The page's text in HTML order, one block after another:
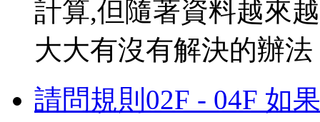
計算,但隨著資料越來
大大有沒有解決的辦
請問規則02F - 04F 如